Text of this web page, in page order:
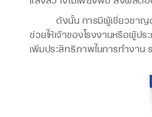
ดังนั้น การมีผู้เชี่ยวชาญด้
ช่วยให้เจ้าของโรงงานหรือผู้ป
เพิ่มประสิทธิภาพในการทำงา